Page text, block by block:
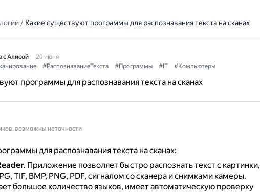
/ Какие существуют программы для распознавания текста на сканах
с Алисой
20 июня
#РаспознаваниеТекста #Программы #IT #Компьютеры
программы для распознавания текста на сканах
возможны неточности
для распознавания текста на сканах:
. Приложение позволяет быстро распознать текст с картинки,
TIF, BMP, PNG, PDF, сигналом со сканера и снимками камеры.
большое количество языков, имеет автоматическую проверку